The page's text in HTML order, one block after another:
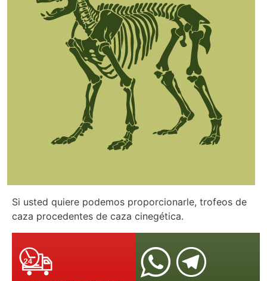
Si usted quiere podemos proporcionarle, trofeos de
caza procedentes de caza cinegética.
Image